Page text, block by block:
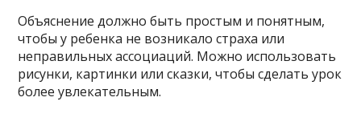
Объяснение должно быть простым и понятным,
чтобы у ребенка не возникало страха или
неправильных ассоциаций. Можно использовать
рисунки, картинки или сказки, чтобы сделать урок
более увлекательным.